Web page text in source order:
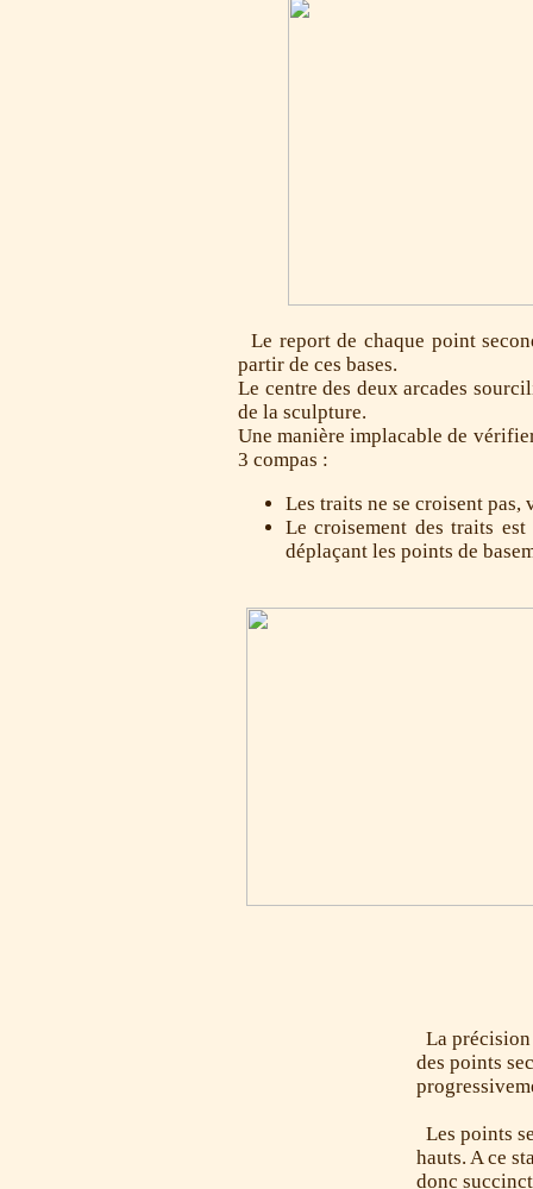
Le report de chaque point
partir de ces bases.
Le centre des deux arcades
de la sculpture.
Une manière implacable de
3 compas :
Les traits ne se croisent pas,
Le croisement des traits
déplaçant les points de
La
des points
Les points
hauts. A ce
donc